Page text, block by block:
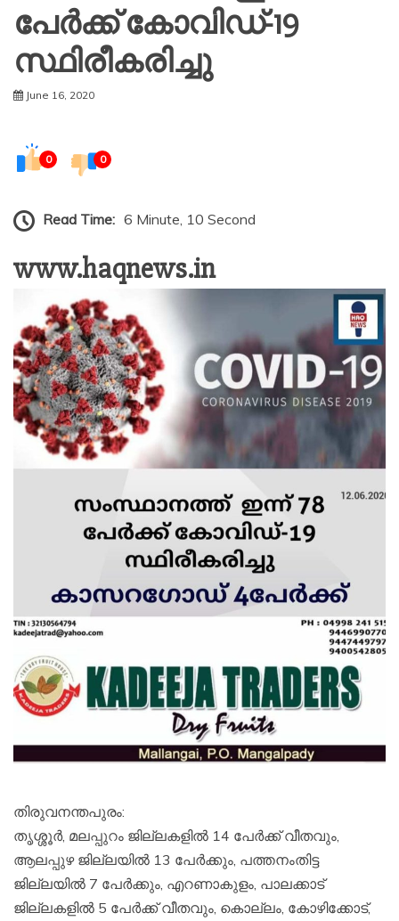
പേര്‍ക്ക് കോവിഡ്-19
സ്ഥിരീകരിച്ചു
June 16, 2020
0 0
Read Time: 6 Minute, 10 Second
www.haqnews.in
തിരുവനന്തപുരം:
തൃശ്ശൂര്‍, മലപ്പുറം ജില്ലകളില്‍ 14 പേര്‍ക്ക് വീതവും,
ആലപ്പുഴ ജില്ലയില്‍ 13 പേര്‍ക്കും, പത്തനംതിട്ട
ജില്ലയില്‍ 7 പേര്‍ക്കും, എറണാകുളം, പാലക്കാട്
ജില്ലകളില്‍ 5 പേര്‍ക്ക് വീതവും, കൊല്ലം, കോഴിക്കോട്,